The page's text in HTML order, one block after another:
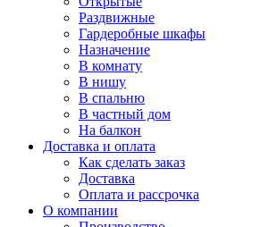
Раздвижные
Гардеробные шкафы
Назначение
В комнату
В нишу
В спальню
В частный дом
На балкон
Доставка и оплата
Как сделать заказ
Доставка
Оплата и рассрочка
О компании